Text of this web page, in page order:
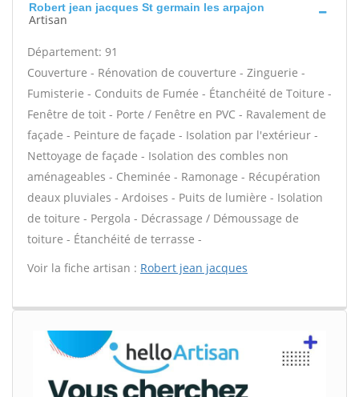
Robert jean jacques St germain les arpajon
Artisan
Département: 91
Couverture - Rénovation de couverture - Zinguerie -
Fumisterie - Conduits de Fumée - Étanchéité de Toiture -
Fenêtre de toit - Porte / Fenêtre en PVC - Ravalement de
façade - Peinture de façade - Isolation par l'extérieur -
Nettoyage de façade - Isolation des combles non
aménageables - Cheminée - Ramonage - Récupération
deaux pluviales - Ardoises - Puits de lumière - Isolation
de toiture - Pergola - Décrassage / Démoussage de
toiture - Étanchéité de terrasse -
Voir la fiche artisan : Robert jean jacques